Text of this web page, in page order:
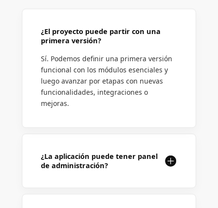
¿El proyecto puede partir con una
primera versión?
Sí. Podemos definir una primera versión
funcional con los módulos esenciales y
luego avanzar por etapas con nuevas
funcionalidades, integraciones o
mejoras.
¿La aplicación puede tener panel
de administración?